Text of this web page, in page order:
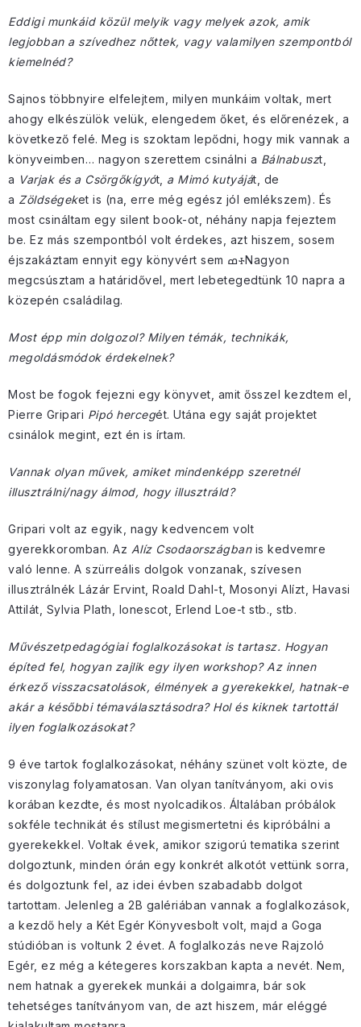
Eddigi munkáid közül melyik vagy melyek azok, amik
legjobban a szívedhez nőttek, vagy valamilyen szempontból
kiemelnéd?
Sajnos többnyire elfelejtem, milyen munkáim voltak, mert
ahogy elkészülök velük, elengedem őket, és előrenézek, a
következő felé. Meg is szoktam lepődni, hogy mik vannak a
könyveimben… nagyon szerettem csinálni a Bálnabuszt,
a Varjak és a Csörgőkígyót, a Mimó kutyáját, de
a Zöldségeket is (na, erre még egész jól emlékszem). És
most csináltam egy silent book-ot, néhány napja fejeztem
be. Ez más szempontból volt érdekes, azt hiszem, sosem
éjszakáztam ennyit egy könyvért sem ߘꮠNagyon
megcsúsztam a határidővel, mert lebetegedtünk 10 napra a
közepén családilag.
Most épp min dolgozol? Milyen témák, technikák,
megoldásmódok érdekelnek?
Most be fogok fejezni egy könyvet, amit ősszel kezdtem el,
Pierre Gripari Pipó hercegét. Utána egy saját projektet
csinálok megint, ezt én is írtam.
Vannak olyan művek, amiket mindenképp szeretnél
illusztrálni/nagy álmod, hogy illusztráld?
Gripari volt az egyik, nagy kedvencem volt
gyerekkoromban. Az Alíz Csodaországbanis kedvemre
való lenne. A szürreális dolgok vonzanak, szívesen
illusztrálnék Lázár Ervint, Roald Dahl-t, Mosonyi Alízt, Havasi
Attilát, Sylvia Plath, Ionescot, Erlend Loe-t stb., stb.
Művészetpedagógiai foglalkozásokat is tartasz. Hogyan
építed fel, hogyan zajlik egy ilyen workshop? Az innen
érkező visszacsatolások, élmények a gyerekekkel, hatnak-e
akár a későbbi témaválasztásodra? Hol és kiknek tartottál
ilyen foglalkozásokat?
9 éve tartok foglalkozásokat, néhány szünet volt közte, de
viszonylag folyamatosan. Van olyan tanítványom, aki ovis
korában kezdte, és most nyolcadikos. Általában próbálok
sokféle technikát és stílust megismertetni és kipróbálni a
gyerekekkel. Voltak évek, amikor szigorú tematika szerint
dolgoztunk, minden órán egy konkrét alkotót vettünk sorra,
és dolgoztunk fel, az idei évben szabadabb dolgot
tartottam. Jelenleg a 2B galériában vannak a foglalkozások,
a kezdő hely a Két Egér Könyvesbolt volt, majd a Goga
stúdióban is voltunk 2 évet. A foglalkozás neve Rajzoló
Egér, ez még a kétegeres korszakban kapta a nevét. Nem,
nem hatnak a gyerekek munkái a dolgaimra, bár sok
tehetséges tanítványom van, de azt hiszem, már eléggé